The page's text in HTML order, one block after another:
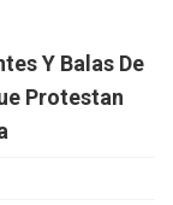
Y Balas De
Protestan